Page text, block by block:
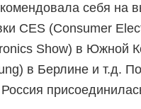
себя на
CES (Consumer
Show) в Южной
в Берлине и т.д.